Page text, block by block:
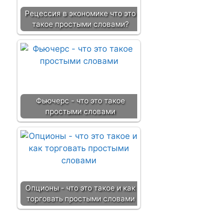
Рецессия в экономике что это
такое простыми словами?
Фьючерс - что это такое
простыми словами
Опционы - что это такое и как
торговать простыми словами